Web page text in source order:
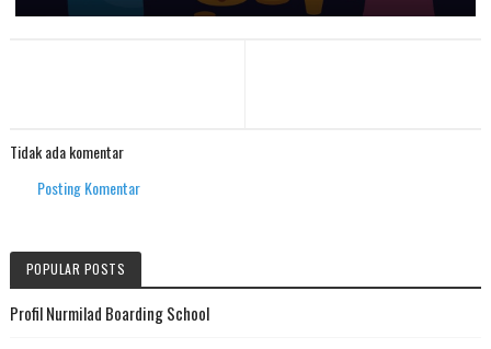
Tidak ada komentar
Posting Komentar
POPULAR POSTS
Profil Nurmilad Boarding School